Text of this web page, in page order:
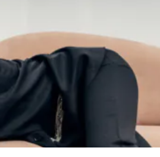
свитером. А для стильного
сочетать с прямым
в тон из коллекции
серый, черный